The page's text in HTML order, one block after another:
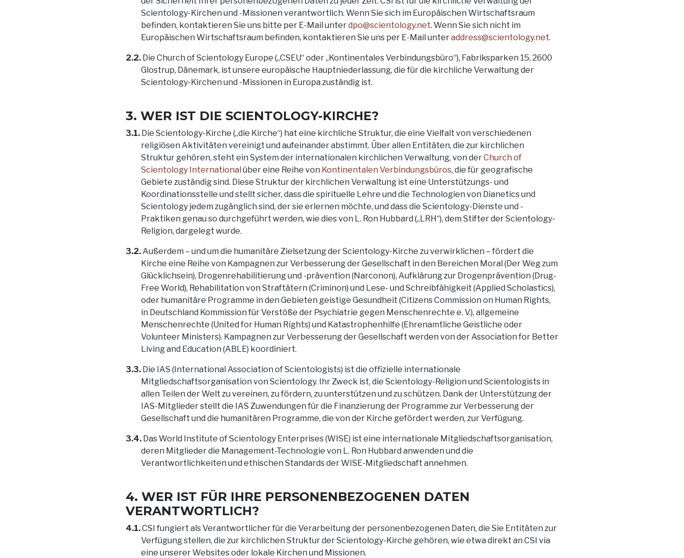
Scientology-Kirchen und -Missionen verantwortlich. Wenn Sie sich im Europäischen Wirtschaftsraum
befinden, kontaktieren Sie uns bitte per E-Mail unterdpo@scientology.net. Wenn Sie sich nicht im
Europäischen Wirtschaftsraum befinden, kontaktieren Sie uns per E-Mail unteraddress@scientology.net.
2.2. Die Church of Scientology Europe („CSEU“ oder „Kontinentales Verbindungsbüro“), Fabriksparken 15, 2600
Glostrup, Dänemark, ist unsere europäische Hauptniederlassung, die für die kirchliche Verwaltung der
Scientology-Kirchen und -Missionen in Europa zuständig ist.
3. WER IST DIE SCIENTOLOGY-KIRCHE?
3.1. Die Scientology-Kirche („die Kirche“) hat eine kirchliche Struktur, die eine Vielfalt von verschiedenen
religiösen Aktivitäten vereinigt und aufeinander abstimmt. Über allen Entitäten, die zur kirchlichen
Struktur gehören, steht ein System der internationalen kirchlichen Verwaltung, von derChurch of
Scientology International über eine Reihe von Kontinentalen Verbindungsbüros, die für geografische
Gebiete zuständig sind. Diese Struktur der kirchlichen Verwaltung ist eine Unterstützungs- und
Koordinationsstelle und stellt sicher, dass die spirituelle Lehre und die Technologien von Dianetics und
Scientology jedem zugänglich sind, der sie erlernen möchte, und dass die Scientology-Dienste und -
Praktiken genau so durchgeführt werden, wie dies von L. Ron Hubbard („LRH“), dem Stifter der Scientology-
Religion, dargelegt wurde.
3.2.Außerdem – und um die humanitäre Zielsetzung der Scientology-Kirche zu verwirklichen – fördert die
Kirche eine Reihe von Kampagnen zur Verbesserung der Gesellschaft in den Bereichen Moral (Der Weg zum
Glücklichsein), Drogenrehabilitierung und -prävention (Narconon), Aufklärung zur Drogenprävention (Drug-
Free World), Rehabilitation von Straftätern (Criminon) und Lese- und Schreibfähigkeit (Applied Scholastics),
oder humanitäre Programme in den Gebieten geistige Gesundheit (Citizens Commission on Human Rights,
in Deutschland Kommission für Verstöße der Psychiatrie gegen Menschenrechte e. V.), allgemeine
Menschenrechte (United for Human Rights) und Katastrophenhilfe (Ehrenamtliche Geistliche oder
Volunteer Ministers). Kampagnen zur Verbesserung der Gesellschaft werden von der Association for Better
Living and Education (ABLE) koordiniert.
3.3. Die IAS (International Association of Scientologists) ist die offizielle internationale
Mitgliedschaftsorganisation von Scientology. Ihr Zweck ist, die Scientology-Religion und Scientologists in
allen Teilen der Welt zu vereinen, zu fördern, zu unterstützen und zu schützen. Dank der Unterstützung der
IAS-Mitglieder stellt die IAS Zuwendungen für die Finanzierung der Programme zur Verbesserung der
Gesellschaft und die humanitären Programme, die von der Kirche gefördert werden, zur Verfügung.
3.4. Das World Institute of Scientology Enterprises (WISE) ist eine internationale Mitgliedschaftsorganisation,
deren Mitglieder die Management-Technologie von L. Ron Hubbard anwenden und die
Verantwortlichkeiten und ethischen Standards der WISE-Mitgliedschaft annehmen.
4. WER IST FÜR IHRE PERSONENBEZOGENEN DATEN
VERANTWORTLICH?
4.1.CSI fungiert als Verantwortlicher für die Verarbeitung der personenbezogenen Daten, die Sie Entitäten zur
Verfügung stellen, die zur kirchlichen Struktur der Scientology-Kirche gehören, wie etwa direkt an CSI via
eine unserer Websites oder lokale Kirchen und Missionen.